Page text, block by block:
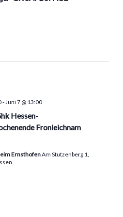
Hessen-
Fronleichnam
- Juni 7 @ 13:00
ErnsthofenAm Stutzenberg 1,